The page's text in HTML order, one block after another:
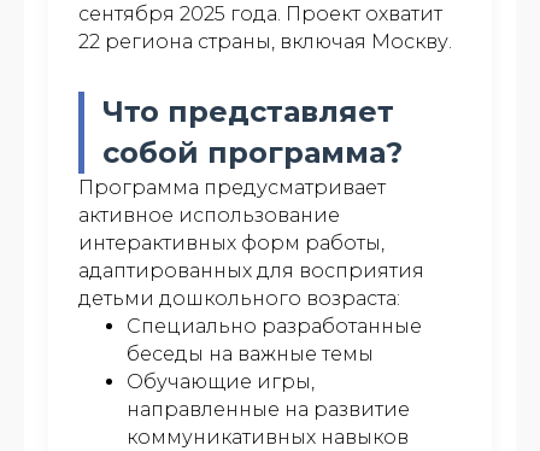
сентября 2025 года. Проект охватит
22 региона страны, включая Москву.
Что представляет
собой программа?
Программа предусматривает
активное использование
интерактивных форм работы,
адаптированных для восприятия
детьми дошкольного возраста:
Специально разработанные
беседы на важные темы
Обучающие игры,
направленные на развитие
коммуникативных навыков